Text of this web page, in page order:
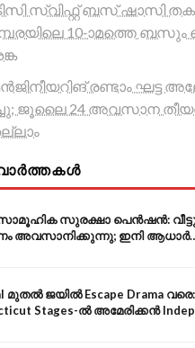
സ്വിഫ്റ്റ് ബസ് ഷാസി
10-ാമത്തെ ബസും
രണ്ടാം ഘട്ട
ജൂലൈ 24 അവസാന
സുരക്ഷാ പെൻഷൻ:
അവസാനിക്കുന്നു; ഇനി ആധാർ
നേരിട്ട്
മുതൽ ജയിൽ Escape Drama വരെ:
Stages-ൽ അമേരിക്കൻ
ആം വാർഷികം